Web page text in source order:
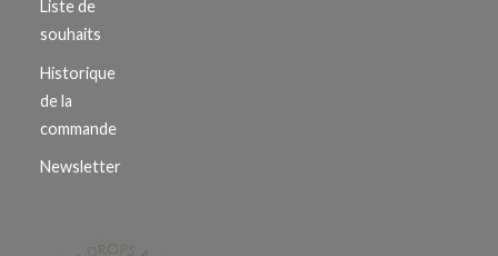
Liste de
souhaits
Historique
de la
commande
Newsletter